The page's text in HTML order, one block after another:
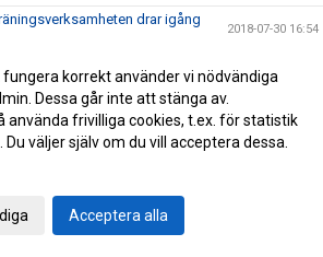
drar igång
2018-07-30 16:54
2018-07-22 22:13
Liam 2018-06-10 20:29
korrekt använder vi nödvändiga
Dessa går inte att stänga av.
använda frivilliga cookies, t.ex. för statistik
väljer själv om du vill acceptera dessa.
Acceptera alla